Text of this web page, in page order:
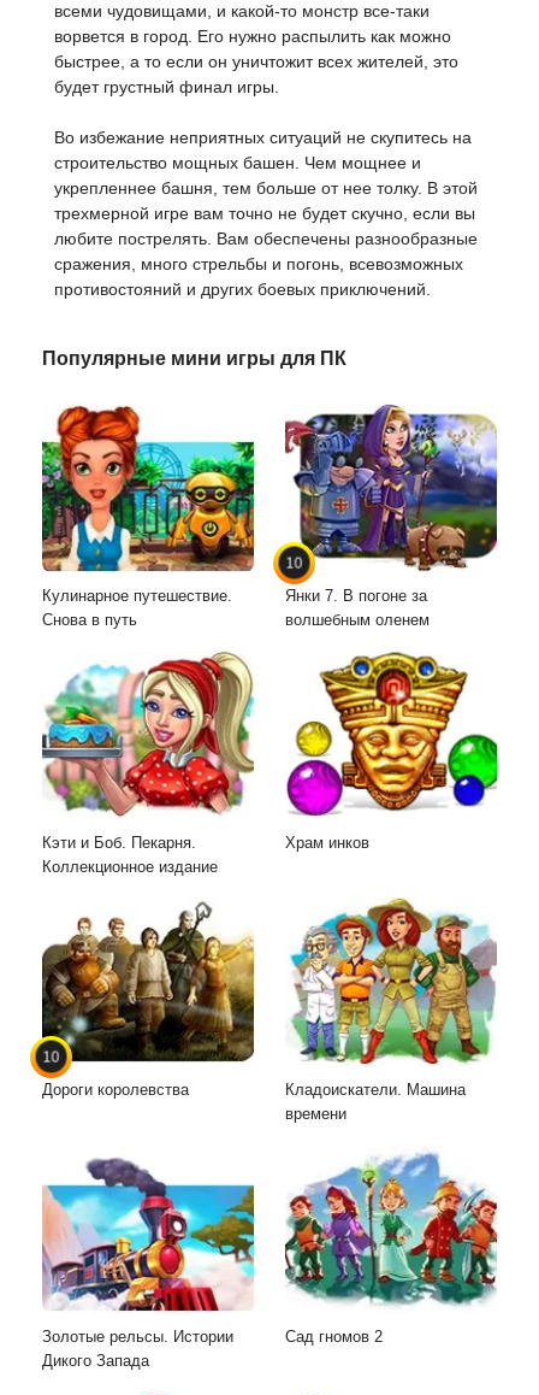
всеми чудовищами, и какой-то монстр все-таки
ворвется в город. Его нужно распылить как можно
быстрее, а то если он уничтожит всех жителей, это
будет грустный финал игры.
Во избежание неприятных ситуаций не скупитесь на
строительство мощных башен. Чем мощнее и
укрепленнее башня, тем больше от нее толку. В этой
трехмерной игре вам точно не будет скучно, если вы
любите пострелять. Вам обеспечены разнообразные
сражения, много стрельбы и погонь, всевозможных
противостояний и других боевых приключений.
Популярные мини игры для ПК
Кулинарное путешествие.
Снова в путь
10
Янки 7. В погоне за
волшебным оленем
Кэти и Боб. Пекарня.
Коллекционное издание
Храм инков
10
Дороги королевства
Кладоискатели. Машина
времени
Золотые рельсы. Истории
Дикого Запада
Сад гномов 2